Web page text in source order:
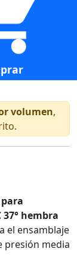
volumen,
para
37° hembra
el ensamblaje
presión media